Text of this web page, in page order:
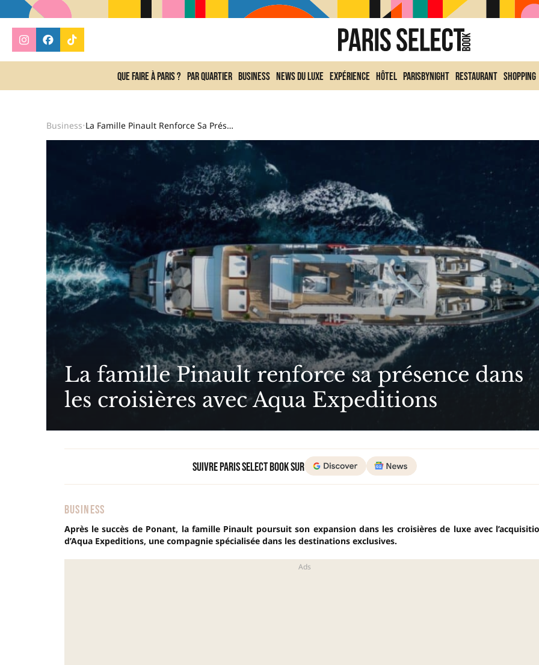
Que faire à Paris ? Par quartier Business News du Luxe Expérience Hôtel ParisByNight Restaurant Shopping
Business• La Famille Pinault Renforce Sa Présence Dans Les Croisières Avec Aqua Expeditions
La famille Pinault renforce sa présence dans
les croisières avec Aqua Expeditions
Suivre Paris Select Book sur
BUSINESS
Après le succès de Ponant, la famille Pinault poursuit son expansion dans les croisières de luxe avec
d’Aqua Expeditions, une compagnie spécialisée dans les destinations exclusives.